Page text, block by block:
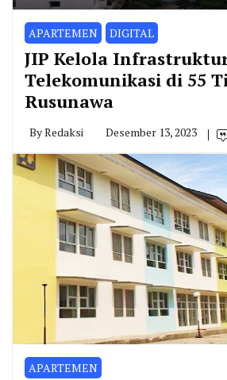
APARTEMEN DIGITAL
JIP Kelola
Telekomunikasi di 55
Rusunawa
ByRedaksi Desember 13, 2023
APARTEMEN